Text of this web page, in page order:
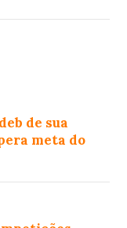
de sua
meta do